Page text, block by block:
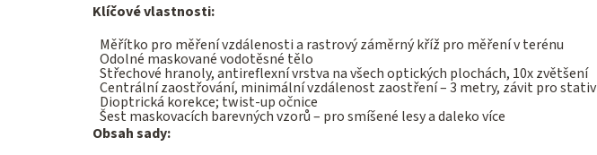
Klíčové vlastnosti:
Měřítko pro měření vzdálenosti a rastrový záměrný kříž pro měření v terénu
Odolné maskované vodotěsné tělo
Střechové hranoly, antireflexní vrstva na všech optických plochách, 10x zvětšení
Centrální zaostřování, minimální vzdálenost zaostření – 3 metry, závit pro stativ
Dioptrická korekce; twist-up očnice
Šest maskovacích barevných vzorů – pro smíšené lesy a daleko více
Obsah sady: